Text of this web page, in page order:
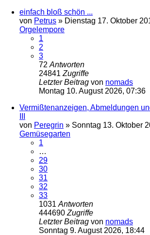
einfach bloß schön ...
von Petrus » Dienstag 17. Oktober
Orgelempore
1
2
3
72 Antworten
24841 Zugriffe
Letzter Beitrag von nomads
Montag 10. August 2026, 07:36
Vermißtenanzeigen, Abmeldungen
von Peregrin » Sonntag 13. Oktober
Gemüsegarten
1
…
29
30
31
32
33
1031 Antworten
444690 Zugriffe
Letzter Beitrag von nomads
Sonntag 9. August 2026, 18:44